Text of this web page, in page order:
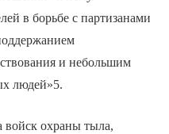
в борьбе с партизанами
и небольшим
людей»5.
охраны тыла,